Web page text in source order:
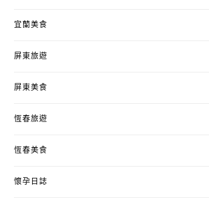
宜蘭美食
屏東旅遊
屏東美食
恆春旅遊
恆春美食
懷孕日誌